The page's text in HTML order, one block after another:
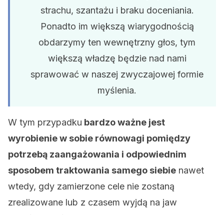
strachu, szantażu i braku doceniania.
Ponadto im większą wiarygodnością
obdarzymy ten wewnętrzny głos, tym
większą władzę będzie nad nami
sprawować w naszej zwyczajowej formie
myślenia.
W tym przypadku bardzo ważne jest
wyrobienie w sobie równowagi pomiędzy
potrzebą zaangażowania i odpowiednim
sposobem traktowania samego siebie nawet
wtedy, gdy zamierzone cele nie zostaną
zrealizowane lub z czasem wyjdą na jaw